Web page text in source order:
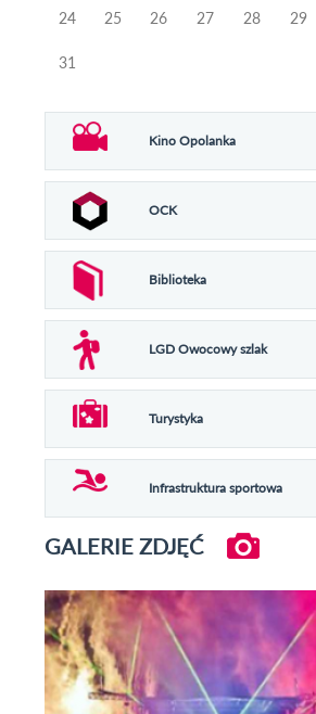
24 25 26 27 28 29
31
Kino Opolanka
OCK
Biblioteka
LGD Owocowy szlak
Turystyka
Infrastruktura sportowa
GALERIE ZDJĘĆ